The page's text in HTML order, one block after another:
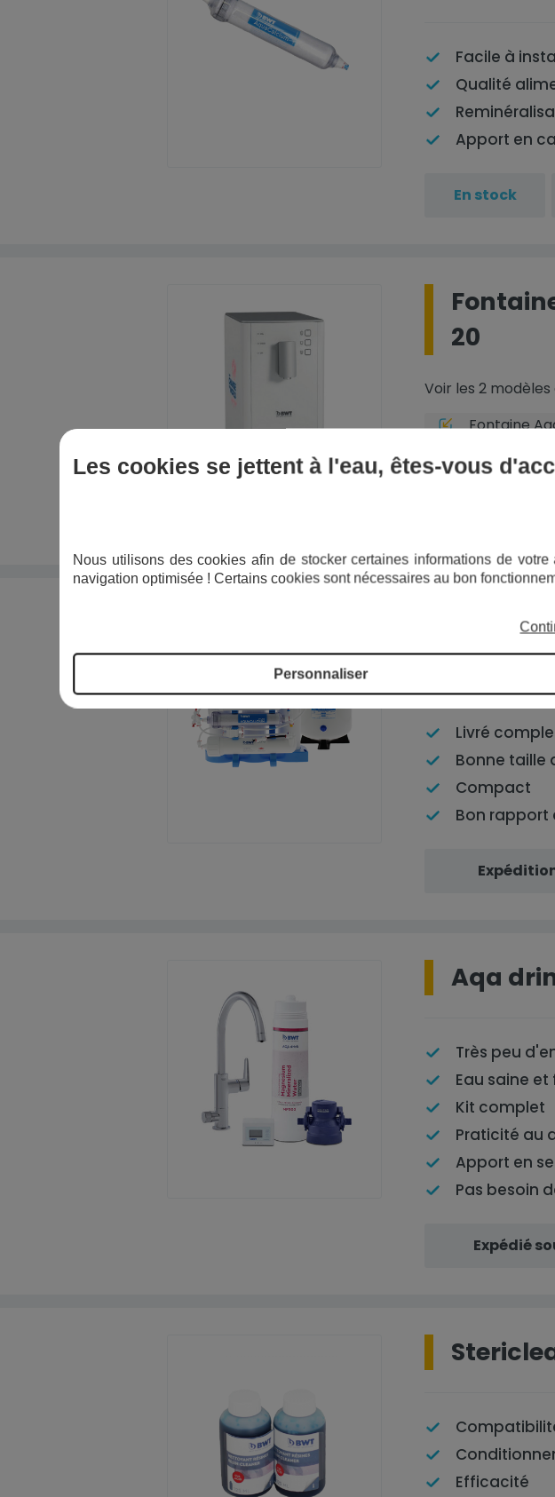
Facile à
Qualité
Apport en
En stock
20
Voir les 2
Fontaine
Livré
Bonne taille
Compact
Bon
Aqa
Très peu
Eau saine
Kit complet
Praticité au
Apport en
Pas besoin
Expédié
Efficacité
Les cookies se jettent à l'eau, êtes-vous
Nous utilisons des cookies afin de stocker certaines informations de
navigation optimisée ! Certains cookies sont nécessaires au bon
Personnaliser